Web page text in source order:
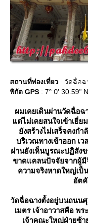
สถานที่ท่องเที่ยว : วัดฉื่อฉ
พิกัด GPS : 7° 0' 30.59"
ผมเคยเดินผ่านวัดฉื่อ
ต่ไม่เคยสนใจเข้าเยี่ย
งสร้างไม่เสร็จคงกำ
บริเวณทางเข้าออก เ
ผ่านยังเห็นบูรณะปฏิสัง
ขาดแคลนปัจจัยจากผู้มี
ความจริงหาดใหญ่เป็
อัต
วัดฉื่อฉางตั้งอยู่บนถนนศุ
เมตร เจ้าอาวาสคือ พ
เจ้าคณะใหญ่ฝ่ายซ้